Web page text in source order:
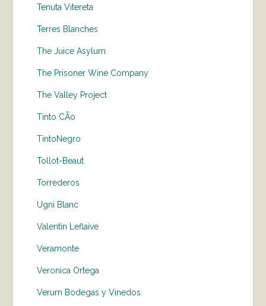
Tenuta Vitereta
Terres Blanches
The Juice Asylum
The Prisoner Wine Company
The Valley Project
Tinto CÃo
TintoNegro
Tollot-Beaut
Torrederos
Ugni Blanc
Valentin Leflaive
Veramonte
Veronica Ortega
Verum Bodegas y Vinedos